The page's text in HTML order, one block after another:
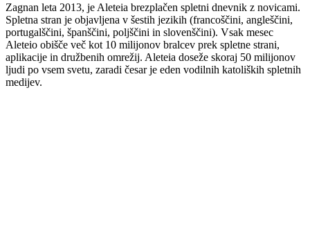
Zagnan leta 2013, je Aleteia brezplačen spletni dnevnik z novicami.
Spletna stran je objavljena v šestih jezikih (francoščini, angleščini,
portugalščini, španščini, poljščini in slovenščini). Vsak mesec
Aleteio obišče več kot 10 milijonov bralcev prek spletne strani,
aplikacije in družbenih omrežij. Aleteia doseže skoraj 50 milijonov
ljudi po vsem svetu, zaradi česar je eden vodilnih katoliških spletnih
medijev.